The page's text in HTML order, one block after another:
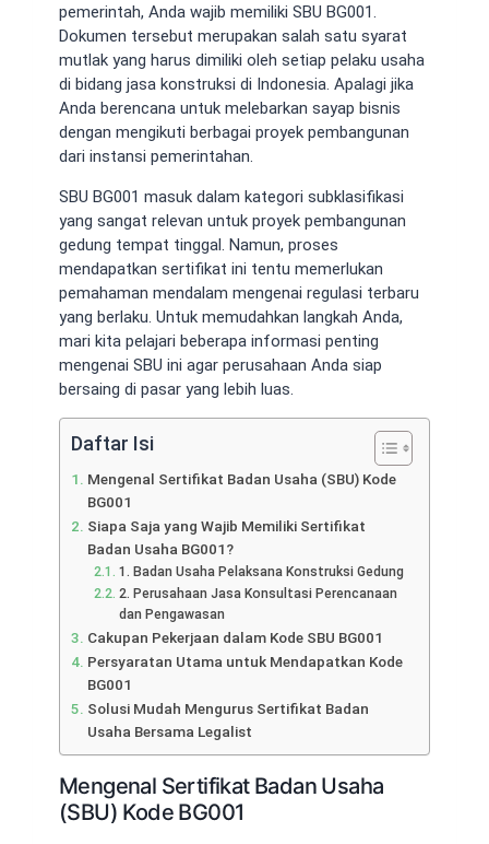
pemerintah, Anda wajib memiliki SBU BG001.
Dokumen tersebut merupakan salah satu syarat
mutlak yang harus dimiliki oleh setiap pelaku usaha
di bidang jasa konstruksi di Indonesia. Apalagi jika
Anda berencana untuk melebarkan sayap bisnis
dengan mengikuti berbagai proyek pembangunan
dari instansi pemerintahan.
SBU BG001 masuk dalam kategori subklasifikasi
yang sangat relevan untuk proyek pembangunan
gedung tempat tinggal. Namun, proses
mendapatkan sertifikat ini tentu memerlukan
pemahaman mendalam mengenai regulasi terbaru
yang berlaku. Untuk memudahkan langkah Anda,
mari kita pelajari beberapa informasi penting
mengenai SBU ini agar perusahaan Anda siap
bersaing di pasar yang lebih luas.
Daftar Isi
Mengenal Sertifikat Badan Usaha (SBU) Kode
BG001
Siapa Saja yang Wajib Memiliki Sertifikat
Badan Usaha BG001?
1. Badan Usaha Pelaksana Konstruksi Gedung
2. Perusahaan Jasa Konsultasi Perencanaan
dan Pengawasan
Cakupan Pekerjaan dalam Kode SBU BG001
Persyaratan Utama untuk Mendapatkan Kode
BG001
Solusi Mudah Mengurus Sertifikat Badan
Usaha Bersama Legalist
Mengenal Sertifikat Badan Usaha
(SBU) Kode BG001